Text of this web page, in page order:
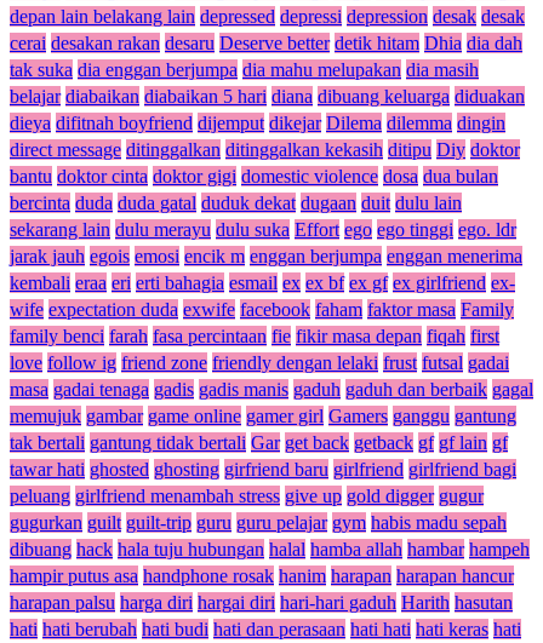
depan lain belakang lain depressed depressi depression desak desak
cerai desakan rakan desaru Deserve better detik hitam Dhia dia dah
tak suka dia enggan berjumpa dia mahu melupakan dia masih
belajar diabaikan diabaikan 5 hari diana dibuang keluarga diduakan
dieya difitnah boyfriend dijemput dikejar Dilema dilemma dingin
direct message ditinggalkan ditinggalkan kekasih ditipu Diy doktor
bantu doktor cinta doktor gigi domestic violence dosa dua bulan
bercinta duda duda gatal duduk dekat dugaan duit dulu lain
sekarang lain dulu merayu dulu suka Effort ego ego tinggi ego. ldr
jarak jauh egois emosi encik m enggan berjumpa enggan menerima
kembali eraa eri erti bahagia esmail ex ex bf ex gf ex girlfriend ex-
wife expectation duda exwife facebook faham faktor masa Family
family benci farah fasa percintaan fie fikir masa depan fiqah first
love follow ig friend zone friendly dengan lelaki frust futsal gadai
masa gadai tenaga gadis gadis manis gaduh gaduh dan berbaik gagal
memujuk gambar game online gamer girl Gamers ganggu gantung
tak bertali gantung tidak bertali Gar get back getback gf gf lain gf
tawar hati ghosted ghosting girfriend baru girlfriend girlfriend bagi
peluang girlfriend menambah stress give up gold digger gugur
gugurkan guilt guilt-trip guru guru pelajar gym habis madu sepah
dibuang hack hala tuju hubungan halal hamba allah hambar hampeh
hampir putus asa handphone rosak hanim harapan harapan hancur
harapan palsu harga diri hargai diri hari-hari gaduh Harith hasutan
hati hati berubah hati budi hati dan perasaan hati hati hati keras hati